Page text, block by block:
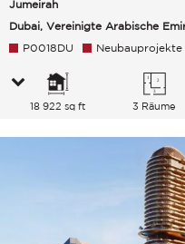
Jumeirah
Dubai, Vereinigte Arabische
P0018DU Neubauprojekte
18 922 sq ft 3 Räume